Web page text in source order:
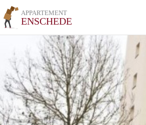
APPARTEMENT
ENSCHEDE